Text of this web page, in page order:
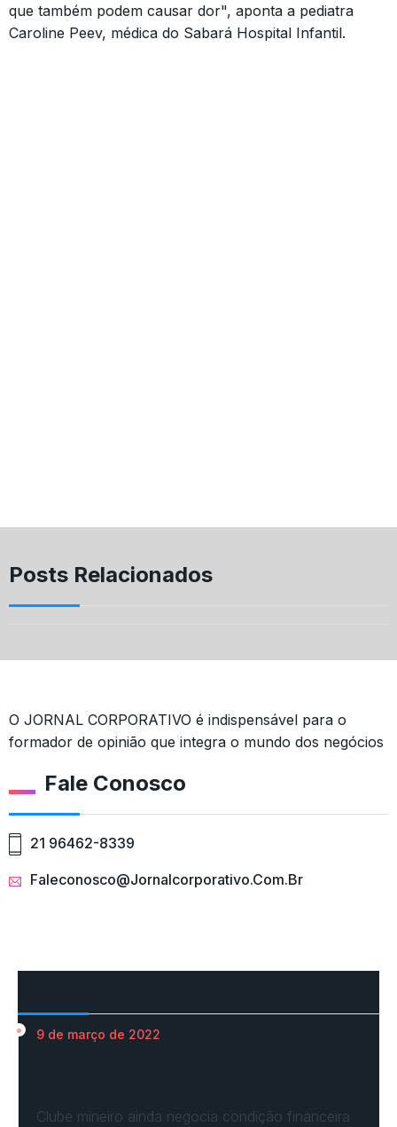
que também podem causar dor", aponta a pediatra
Caroline Peev, médica do Sabará Hospital Infantil.
Posts Relacionados
O JORNAL CORPORATIVO é indispensável para o
formador de opinião que integra o mundo dos negócios
Fale Conosco
21 96462-8339
Faleconosco@jornalcorporativo.com.br
9 de março de 2022
Clube mineiro ainda negocia condição financeira